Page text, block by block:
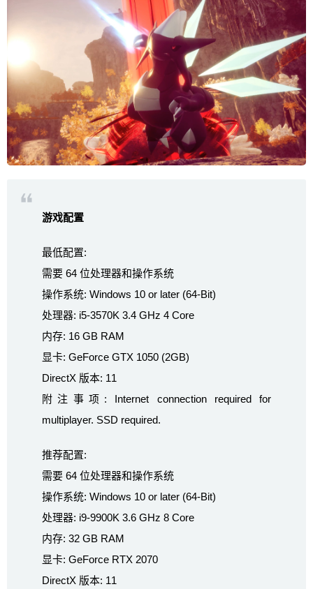
游戏配置
最低配置:
需要 64 位处理器和操作系统
操作系统: Windows 10 or later (64-Bit)
处理器: i5-3570K 3.4 GHz 4 Core
内存: 16 GB RAM
显卡: GeForce GTX 1050 (2GB)
DirectX 版本: 11
附注事项: Internet connection required for
multiplayer. SSD required.
推荐配置:
需要 64 位处理器和操作系统
操作系统: Windows 10 or later (64-Bit)
处理器: i9-9900K 3.6 GHz 8 Core
内存: 32 GB RAM
显卡: GeForce RTX 2070
DirectX 版本: 11